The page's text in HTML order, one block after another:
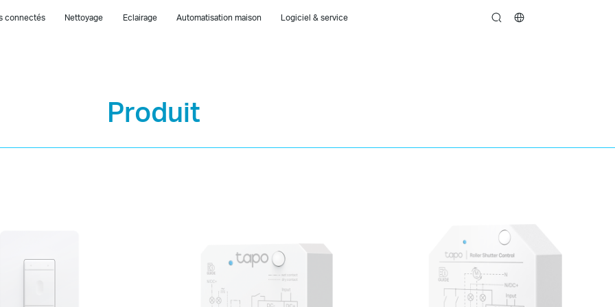
connectés Nettoyage Eclairage Automatisation maison Logiciel & service search
Produit